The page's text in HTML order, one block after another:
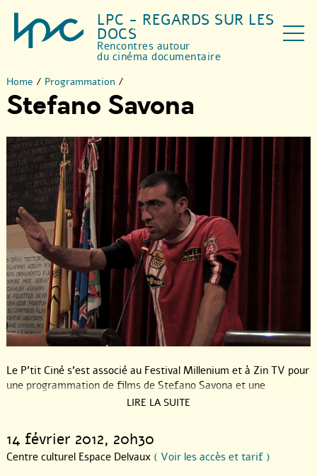
LPC - REGARDS SUR LES
DOCS
Rencontres autour
du cinéma documentaire
Home / Programmation /
Stefano Savona
Le P’tit Ciné s’est associé au Festival Millenium et à Zin TV pour
une programmation de films de Stefano Savona et une
masterclass en sa compagnie ( Palazzo delle Aquille
Festival de Locarno 2009 ;
international de la Scam au Cinéma du Réel 2010...) pour mieux
connaître le travail d’un cinéaste italien pour qui le politique est
LIRE LA SUITE
14 février 2012, 20h30
Centre culturel Espace Delvaux ( Voir les accès et tarif )